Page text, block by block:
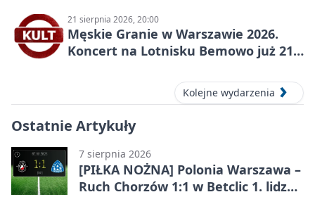
21 sierpnia 2026, 20:00
Męskie Granie w Warszawie 2026.
Koncert na Lotnisku Bemowo już 21
Kolejne wydarzenia
Ostatnie Artykuły
7 sierpnia 2026
[PIŁKA NOŻNA] Polonia Warszawa –
Ruch Chorzów 1:1 w Betclic 1. lidze.